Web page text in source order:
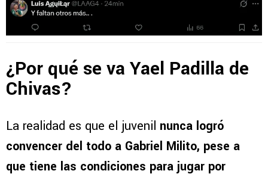
¿Por qué se va Yael Padilla de
Chivas?
La realidad es que el juvenil nunca logró
convencer del todo a Gabriel Milito, pese a
que tiene las condiciones para jugar por